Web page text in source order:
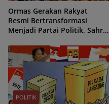
Ormas Gerakan Rakyat
Resmi Bertransformasi
Menjadi Partai Politik, Sahrin
POLITIK